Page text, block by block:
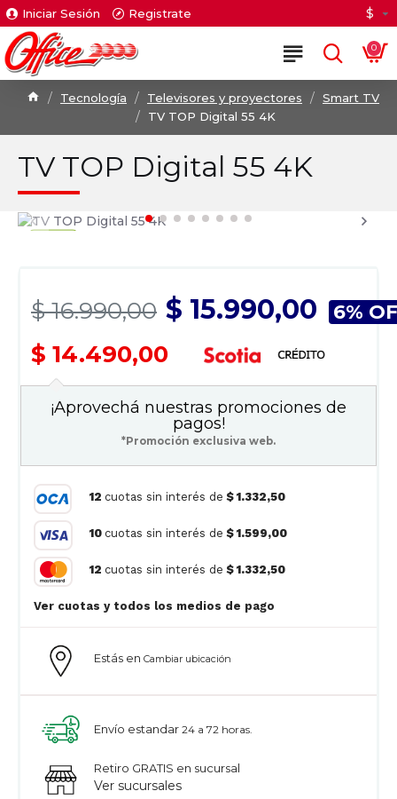
Iniciar Sesión Registrate $
0
Tecnología Televisores y proyectores
Smart TV
TV TOP Digital 55 4K
TV TOP Digital 55 4K
$ 16.990,00 $ 15.990,00 6%
$ 14.490,00
Estás en Cambiar ubicación
Envío estandar 24 a 72 horas.
Retiro GRATIS en sucursal
Ver sucursales
¡Aprovechá nuestras promociones de
pagos!
*Promoción exclusiva web.
12 cuotas sin interés de $ 1.332,50
10 cuotas sin interés de $ 1.599,00
12 cuotas sin interés de $ 1.332,50
Ver cuotas y todos los medios de pago